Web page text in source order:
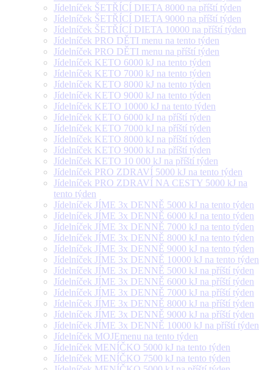
Jídelníček ŠETŘÍCÍ DIETA 8000 na příští týden
Jídelníček ŠETŘÍCÍ DIETA 9000 na příští týden
Jídelníček ŠETŘÍCÍ DIETA 10000 na příští týden
Jídelníček PRO DĚTI menu na tento týden
Jídelníček PRO DĚTI menu na příští týden
Jídelníček KETO 6000 kJ na tento týden
Jídelníček KETO 7000 kJ na tento týden
Jídelníček KETO 8000 kJ na tento týden
Jídelníček KETO 9000 kJ na tento týden
Jídelníček KETO 10000 kJ na tento týden
Jídelníček KETO 6000 kJ na příští týden
Jídelníček KETO 7000 kJ na příští týden
Jídelníček KETO 8000 kJ na příští týden
Jídelníček KETO 9000 kJ na příští týden
Jídelníček KETO 10 000 kJ na příští týden
Jídelníček PRO ZDRAVÍ 5000 kJ na tento týden
Jídelníček PRO ZDRAVÍ NA CESTY 5000 kJ na
tento týden
Jídelníček JÍME 3x DENNĚ 5000 kJ na tento týden
Jídelníček JÍME 3x DENNĚ 6000 kJ na tento týden
Jídelníček JÍME 3x DENNĚ 7000 kJ na tento týden
Jídelníček JÍME 3x DENNĚ 8000 kJ na tento týden
Jídelníček JÍME 3x DENNĚ 9000 kJ na tento týden
Jídelníček JÍME 3x DENNĚ 10000 kJ na tento týden
Jídelníček JÍME 3x DENNĚ 5000 kJ na příští týden
Jídelníček JÍME 3x DENNĚ 6000 kJ na příští týden
Jídelníček JÍME 3x DENNĚ 7000 kJ na příští týden
Jídelníček JÍME 3x DENNĚ 8000 kJ na příští týden
Jídelníček JÍME 3x DENNĚ 9000 kJ na příští týden
Jídelníček JÍME 3x DENNĚ 10000 kJ na příští týden
Jídelníček MOJEmenu na tento týden
Jídelníček MENÍČKO 5000 kJ na tento týden
Jídelníček MENÍČKO 7500 kJ na tento týden